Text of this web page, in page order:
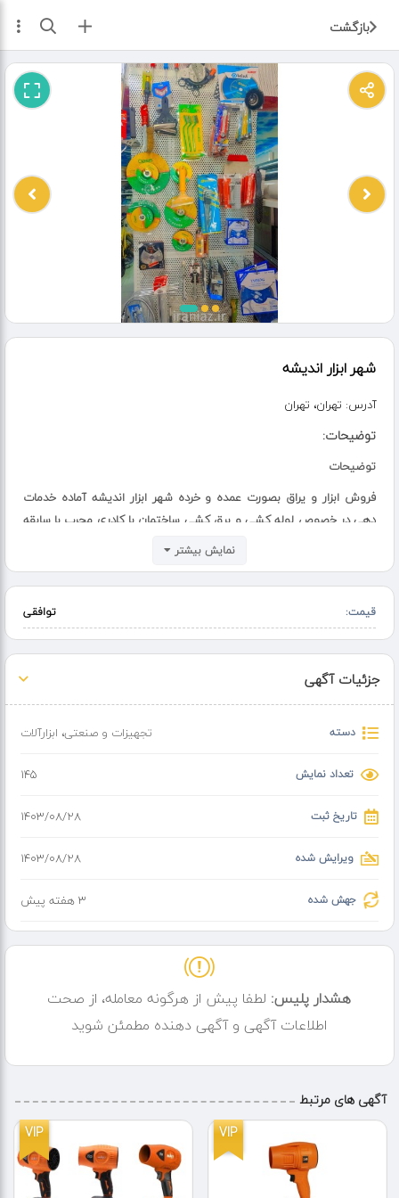
بازگشت ثبت آگهی
شهر ابزار اندیشه
آدرس: تهران، تهران
توضیحات:
توضیحات
فروش ابزار و یراق بصورت عمده و خرده شهر ابزار اندیشه آماده خدمات
دهی در خصوص لوله کشی و برق کشی ساختمان با کادری مجرب با سابقه
تاسیسات و تعمیرات
انواع ابزار برقی و غیر برقی
نمایش بیشتر
قیمت: توافقی
جزئیات آگهی
دسته تجهیزات و صنعتی، ابزارآلات
تعداد نمایش 145
تاریخ ثبت ۱۴۰۳/۰۸/۲۸
ویرایش شده ۱۴۰۳/۰۸/۲۸
جهش شده 3 هفته پیش
هشدار پلیس: لطفا پیش از هرگونه معامله، از صحت
اطلاعات آگهی و آگهی دهنده مطمئن شوید
آگهی های مرتبط
VIP
VIP